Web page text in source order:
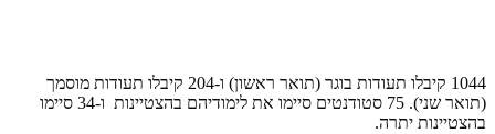
1044 קיבלו תעודות בוגר (תואר ראשון) ו-204 קיבלו תעודות מוסמך
(תואר שני). 75 סטודנטים סיימו את לימודיהם בהצטיינות ו-34 סיימו
בהצטיינות יתרה.